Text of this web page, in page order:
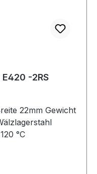
-2RS
22mm Gewicht
°C